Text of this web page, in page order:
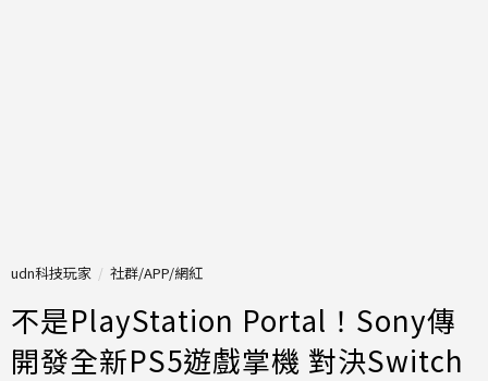
udn科技玩家 社群/APP/網紅
不是PlayStation Portal！Sony傳
開發全新PS5遊戲掌機 對決Switch